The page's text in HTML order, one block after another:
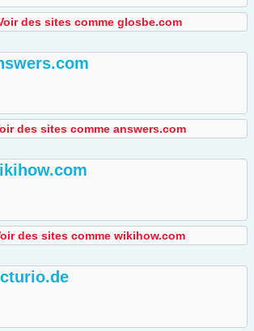
des sites comme glosbe.com
des sites comme answers.com
des sites comme wikihow.com